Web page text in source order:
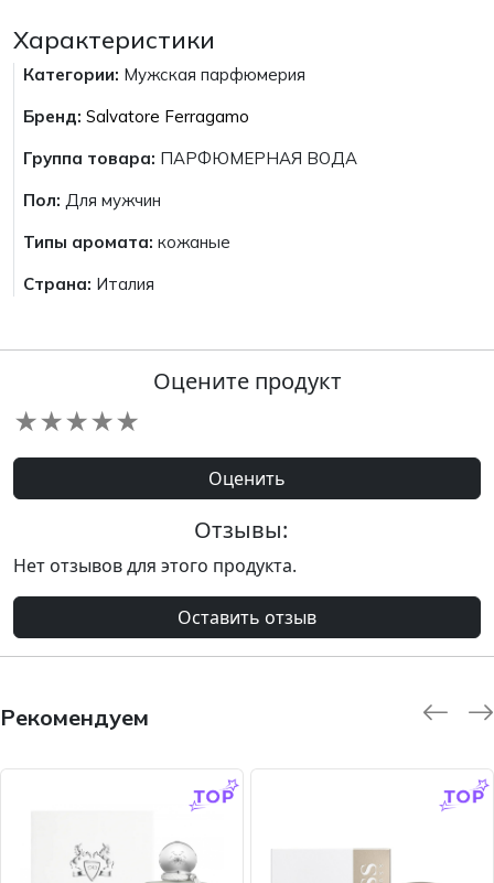
Характеристики
Категории: Мужская парфюмерия
Бренд: Salvatore Ferragamo
Группа товара: ПАРФЮМЕРНАЯ ВОДА
Пол: Для мужчин
Типы аромата: кожаные
Страна: Италия
Оцените продукт
★
★
★
★
★
Оценить
Отзывы:
Нет отзывов для этого продукта.
Оставить отзыв
Рекомендуем